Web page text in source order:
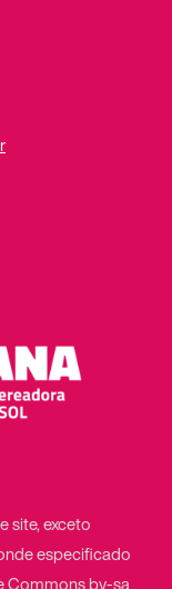
site, exceto
especificado
Commons by-sa